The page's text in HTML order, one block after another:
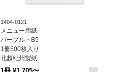
1404-0121
メニュー用紙
パープル・B5
1冊500枚入り
北越紀州製紙
Newファインカラー